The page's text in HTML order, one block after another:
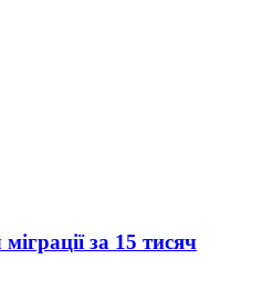
за 15 тисяч